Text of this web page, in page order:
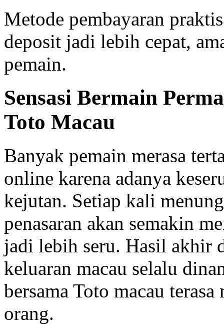
Metode pembayaran
deposit jadi lebih cepat,
pemain.
Sensasi Bermain
Toto Macau
Banyak pemain merasa
online karena adanya
kejutan. Setiap kali
penasaran akan semakin
jadi lebih seru. Hasil akhir
keluaran macau selalu
bersama Toto macau
orang.